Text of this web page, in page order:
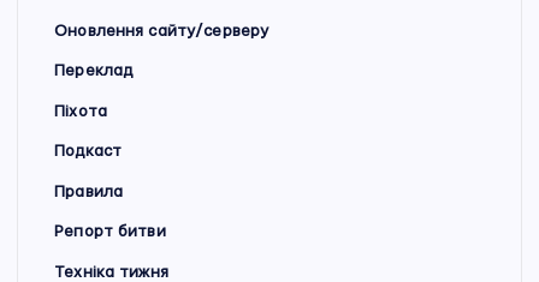
Оновлення сайту/серверу
Переклад
Піхота
Подкаст
Правила
Репорт битви
Техніка тижня